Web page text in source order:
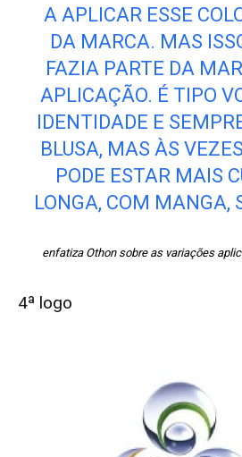
A APLICAR ESSE
DA MARCA. MAS
FAZIA PARTE DA
APLICAÇÃO. É TIPO
IDENTIDADE E
BLUSA, MAS ÀS
PODE ESTAR MAIS
LONGA, COM MANGA,
enfatiza Othon sobre as variações
4ª logo